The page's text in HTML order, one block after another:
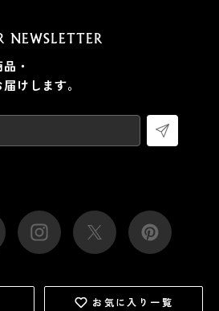
NEWSLETTER
・
けします。
お気に入り一覧